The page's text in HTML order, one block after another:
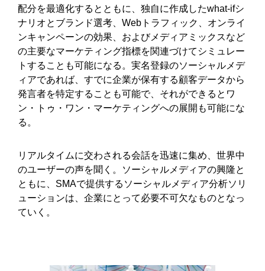
配分を最適化するとともに、独自に作成したwhat-ifシ
ナリオとブランド選考、Webトラフィック、オンライ
ンキャンペーンの効果、およびメディアミックスなど
の主要なマーケティング指標を関連づけてシミュレー
トすることも可能になる。実名登録のソーシャルメデ
ィアであれば、すでに企業が保有する顧客データから
発言者を特定することも可能で、それができるとワ
ン・トゥ・ワン・マーケティングへの展開も可能にな
る。
リアルタイムに交わされる会話を迅速に集め、世界中
のユーザーの声を聞く。ソーシャルメディアの興隆と
ともに、SMAで提供するソーシャルメディア分析ソリ
ューションは、企業にとって必要不可欠なものとなっ
ていく。